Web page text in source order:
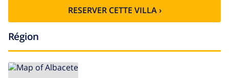
kilomètres de la villa)
tennis et golf (Club de Golf Javea) (dans un rayon de
10 kilomètres de la villa)
radelage (dans un rayon de 50 kilomètres de la villa)
RESERVER CETTE VILLA ›
Région